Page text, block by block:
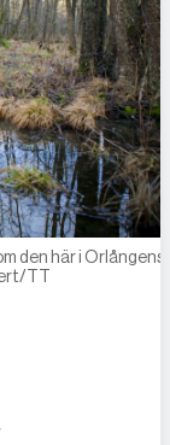
den här i Orlångens
TT